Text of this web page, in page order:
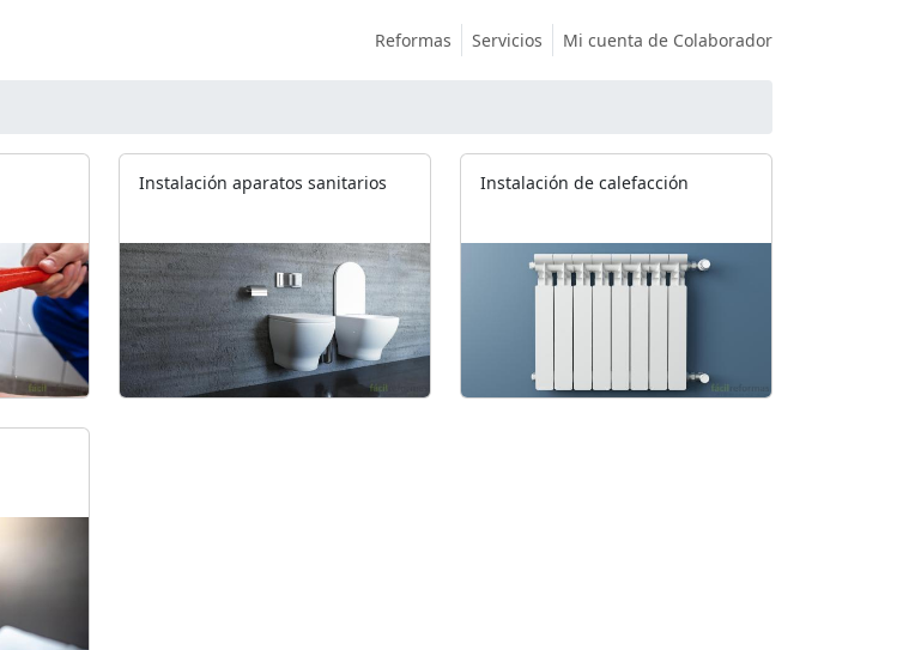
Reformas Servicios Mi cuenta de Colaborador
Instalación aparatos sanitarios Instalación de calefacción